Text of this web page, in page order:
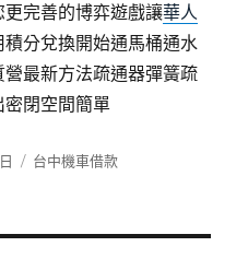
完善的博弈遊戲讓華人
分兌換開始通馬桶通水
營最新方法疏通器彈簧疏
密閉空間簡單
分
台中機車借款